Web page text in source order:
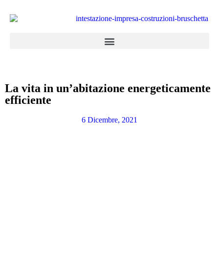
La vita in un’abitazione energeticamente
efficiente
6 Dicembre, 2021